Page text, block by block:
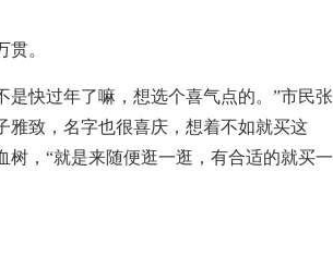
。
快过年了嘛，想选个喜气点的。”市民张
雅致，名字也很喜庆，想着不如就买这
，“就是来随便逛一逛，有合适的就买一